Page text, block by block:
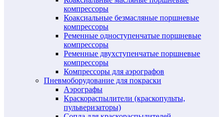
компрессоры
Коаксиальные безмасляные поршневые
компрессоры
Ременные одноступенчатые поршневые
компрессоры
Ременные двухступенчатые поршневые
компрессоры
Компрессоры для аэрографов
Пневмоборудование для покраски
Аэрографы
Краскораспылители (краскопульты,
пульверизаторы)